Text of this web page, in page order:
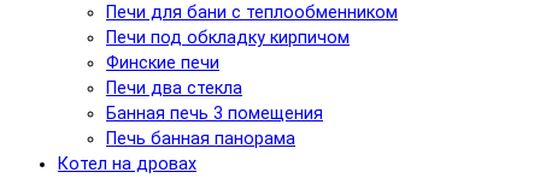
Печи для бани с теплообменником
Печи под обкладку кирпичом
Финские печи
Печи два стекла
Банная печь 3 помещения
Печь банная панорама
Котел на дровах